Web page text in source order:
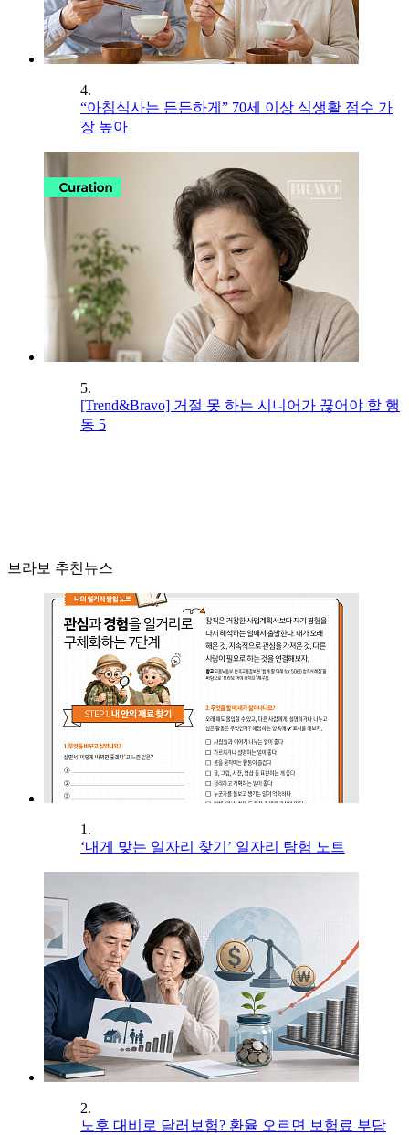
4.
“아침식사는 든든하게” 70세 이상 식생활 점수 가
장 높아
5.
[Trend&Bravo] 거절 못 하는 시니어가 끊어야 할 행
동 5
브라보 추천뉴스
1.
‘내게 맞는 일자리 찾기’ 일자리 탐험 노트
2.
노후 대비로 달러보험? 환율 오르면 보험료 부담